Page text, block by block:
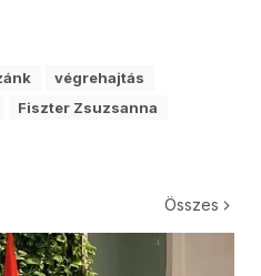
végrehajtás
Fiszter Zsuzsanna
Összes